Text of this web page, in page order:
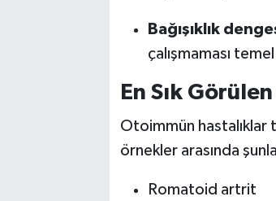
Bağışıklık
çalışmaması
En Sık
Otoimmün hastalıklar
örnekler arasında
Romatoid artrit